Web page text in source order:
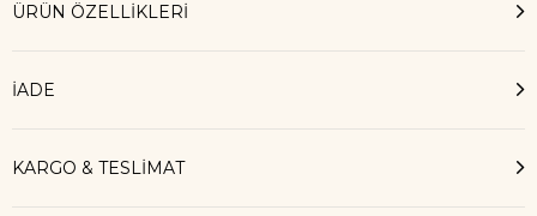
ÜRÜN ÖZELLIKLERI
İADE
KARGO & TESLİMAT